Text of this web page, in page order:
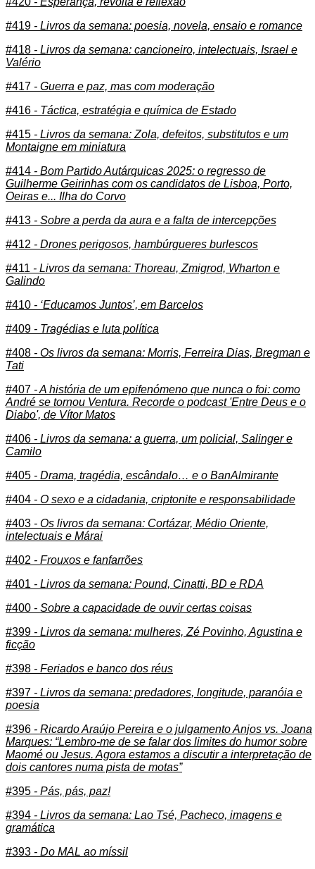
#419 - Livros da semana: poesia, novela, ensaio e romance
#418 - Livros da semana: cancioneiro, intelectuais, Israel e
Valério
#417 - Guerra e paz, mas com moderação
#416 - Táctica, estratégia e química de Estado
#415 - Livros da semana: Zola, defeitos, substitutos e um
Montaigne em miniatura
#414 - Bom Partido Autárquicas 2025: o regresso de
Guilherme Geirinhas com os candidatos de Lisboa, Porto,
Oeiras e... Ilha do Corvo
#413 - Sobre a perda da aura e a falta de intercepções
#412 - Drones perigosos, hambúrgueres burlescos
#411 - Livros da semana: Thoreau, Zmigrod, Wharton e
Galindo
#410 - ‘Educamos Juntos’, em Barcelos
#409 - Tragédias e luta política
#408 - Os livros da semana: Morris, Ferreira Dias, Bregman e
Tati
#407 - A história de um epifenómeno que nunca o foi: como
André se tornou Ventura. Recorde o podcast 'Entre Deus e o
Diabo', de Vítor Matos
#406 - Livros da semana: a guerra, um policial, Salinger e
Camilo
#405 - Drama, tragédia, escândalo… e o BanAlmirante
#404 - O sexo e a cidadania, criptonite e responsabilidade
#403 - Os livros da semana: Cortázar, Médio Oriente,
intelectuais e Márai
#402 - Frouxos e fanfarrões
#401 - Livros da semana: Pound, Cinatti, BD e RDA
#400 - Sobre a capacidade de ouvir certas coisas
#399 - Livros da semana: mulheres, Zé Povinho, Agustina e
ficção
#398 - Feriados e banco dos réus
#397 - Livros da semana: predadores, longitude, paranóia e
poesia
#396 - Ricardo Araújo Pereira e o julgamento Anjos vs. Joana
Marques: “Lembro-me de se falar dos limites do humor sobre
Maomé ou Jesus. Agora estamos a discutir a interpretação de
dois cantores numa pista de motas”
#395 - Pás, pás, paz!
#394 - Livros da semana: Lao Tsé, Pacheco, imagens e
gramática
#393 - Do MAL ao míssil